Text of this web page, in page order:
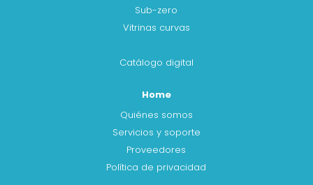
Sub-zero
Vitrinas curvas
Catálogo digital
Home
Quiénes somos
Servicios y soporte
Proveedores
Política de privacidad